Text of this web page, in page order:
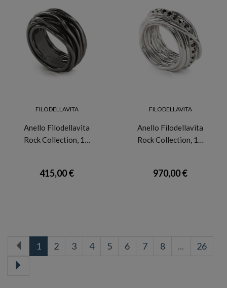
FILODELLAVITA
Anello Filodellavita
Rock Collection, 1…
415,00 €
FILODELLAVITA
Anello Filodellavita
Rock Collection, 1…
970,00 €
1 2 3 4 5 6 7 8 ... 26